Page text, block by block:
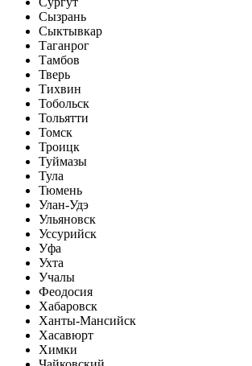
Сызрань
Сыктывкар
Таганрог
Тамбов
Тверь
Тихвин
Тобольск
Тольятти
Томск
Троицк
Туймазы
Тула
Тюмень
Улан-Удэ
Ульяновск
Уссурийск
Уфа
Ухта
Учалы
Феодосия
Хабаровск
Ханты-Мансийск
Хасавюрт
Химки